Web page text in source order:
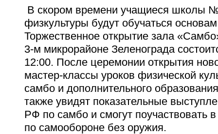
В скором времени учащиеся школы
физкультуры будут обучаться
Торжественное открытие зала
3-м микрорайоне Зеленограда
12:00. После церемонии открытия
мастер-классы уроков физической
самбо и дополнительного
также увидят показательные
РФ по самбо и смогут поучаствовать
по самообороне без оружия.